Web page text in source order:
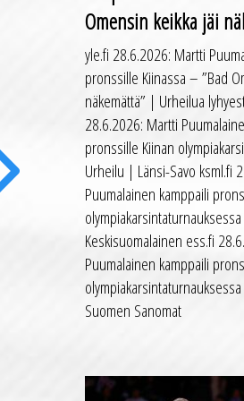
Omensin keikka jäi
yle.fi 28.6.2026: Martti
pronssille Kiinassa – ”Bad
näkemättä” | Urheilua
28.6.2026: Martti
pronssille Kiinan
Urheilu | Länsi-Savo ksml.fi
Puumalainen kamppaili
Keskisuomalainen ess.fi
Puumalainen kamppaili
Suomen Sanomat